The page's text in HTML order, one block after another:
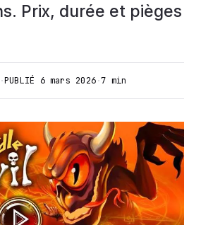
Prix, durée et pièges
·PUBLIÉ 6 mars 2026·7 min